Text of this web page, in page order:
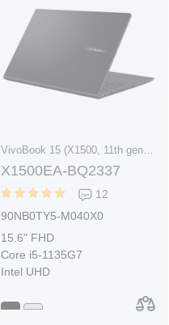
X1500EA-BQ2337
12
90NB0TY5-M040X0
15.6" FHD
Core i5-1135G7
Intel UHD